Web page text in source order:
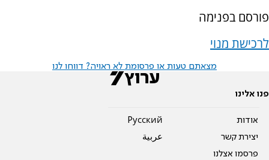
פורסם בפנימה
לרכישת מנוי
מצאתם טעות או פרסומת לא ראויה? דווחו לנו
פנו אלינו
אודות
יצירת קשר
פרסמו אצלנו
Pусский
عربية